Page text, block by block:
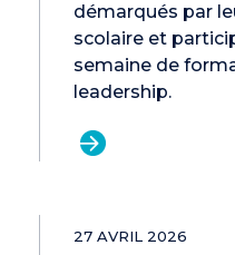
démarqués par
scolaire et
semaine de
leadership.
27 AVRIL 2026